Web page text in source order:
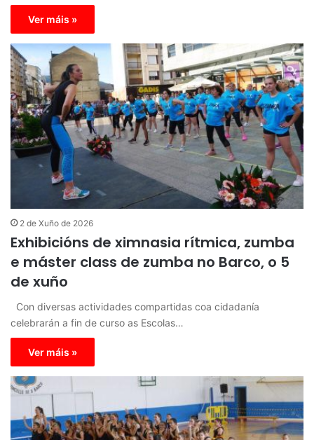
Ver máis »
2 de Xuño de 2026
Exhibicións de ximnasia rítmica, zumba
e máster class de zumba no Barco, o 5
de xuño
Con diversas actividades compartidas coa cidadanía
celebrarán a fin de curso as Escolas…
Ver máis »